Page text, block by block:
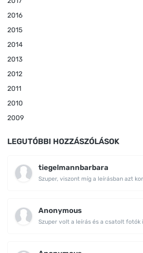
2016
2015
2014
2013
2012
2011
2010
2009
LEGUTÓBBI HOZZÁSZÓLÁSOK
tiegelmannbarbara
Szuper, viszont míg a leírásban azt
Anonymous
Szuper volt a leírás és a csatolt fotók